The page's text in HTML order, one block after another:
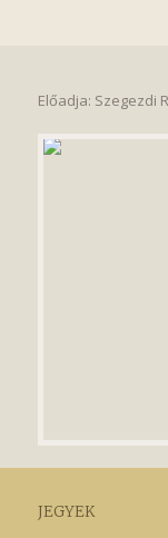
Előadja: Szegezdi
JEGYEK